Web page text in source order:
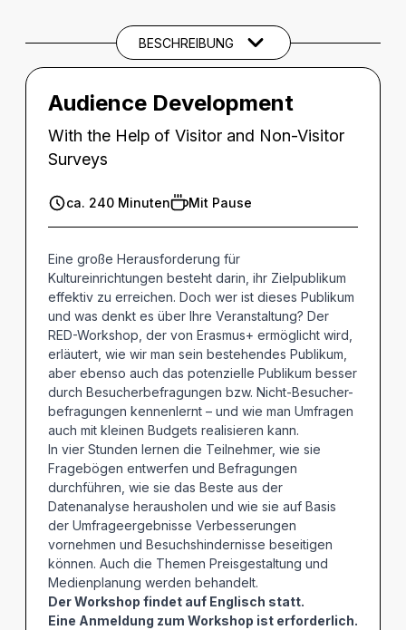
BESCHREIBUNG
Audience Development
With the Help of Visitor and Non-Visitor
Surveys
ca. 240 Minuten Mit Pause
Eine große Herausforderung für
Kultureinrichtungen besteht darin, ihr Zielpublikum
effektiv zu erreichen. Doch wer ist dieses Publikum
und was denkt es über Ihre Veranstaltung? Der
RED-Workshop, der von Erasmus+ ermöglicht wird,
erläutert, wie wir man sein bestehendes Publikum,
aber ebenso auch das potenzielle Publikum besser
durch Besucherbefragungen bzw. Nicht-Besucher-
befragungen kennenlernt – und wie man Umfragen
auch mit kleinen Budgets realisieren kann.
In vier Stunden lernen die Teilnehmer, wie sie
Fragebögen entwerfen und Befragungen
durchführen, wie sie das Beste aus der
Datenanalyse herausholen und wie sie auf Basis
der Umfrageergebnisse Verbesserungen
vornehmen und Besuchshindernisse beseitigen
können. Auch die Themen Preisgestaltung und
Medienplanung werden behandelt.
Der Workshop findet auf Englisch statt.
Eine Anmeldung zum Workshop ist erforderlich.